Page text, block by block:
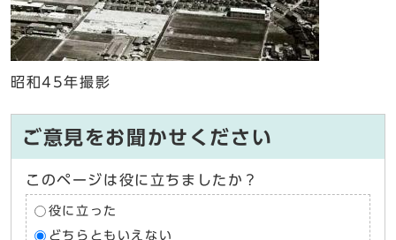
昭和45年撮影
ご意見をお聞かせください
このページは役に立ちましたか？
役に立った
どちらともいえない